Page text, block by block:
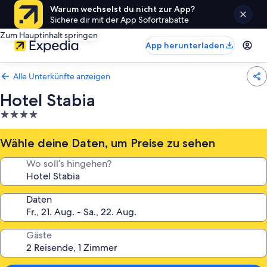
Warum wechselst du nicht zur App?
Sichere dir mit der App Sofortrabatte
Zum Hauptinhalt springen
App herunterladen
Alle Unterkünfte anzeigen
Hotel Stabia
4.0-
Sterne-
Unterkunft
Wähle deine Daten, um Preise zu sehen
Wo soll’s hingehen?
Daten
Gäste